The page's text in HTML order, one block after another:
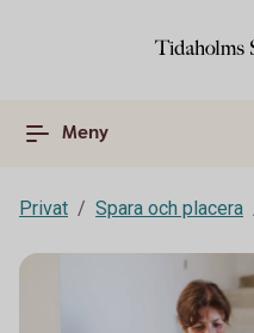
Meny
Privat Spara och placera